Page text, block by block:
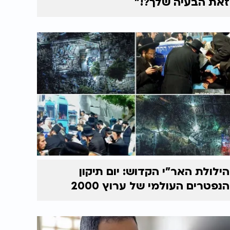
הילולת האר"י הקדוש: יום תיקון
הנפטרים העולמי של ערוץ 2000